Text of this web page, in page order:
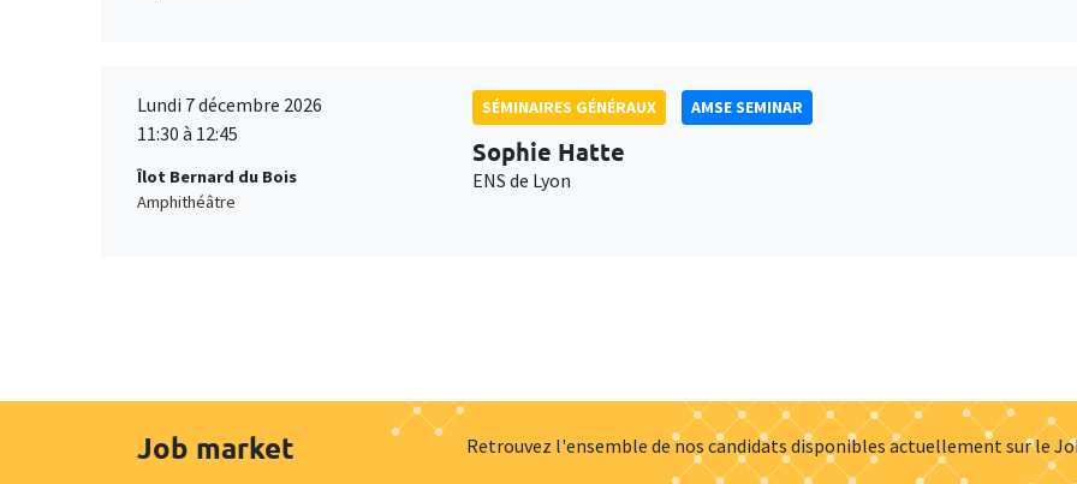
Lundi 7 décembre 2026
11:30 à 12:45
Îlot Bernard du Bois
Amphithéâtre
SÉMINAIRES GÉNÉRAUX AMSE SEMINAR
Sophie Hatte
ENS de Lyon
Job market Retrouvez l'ensemble de nos candidats disponibles actuellement sur le